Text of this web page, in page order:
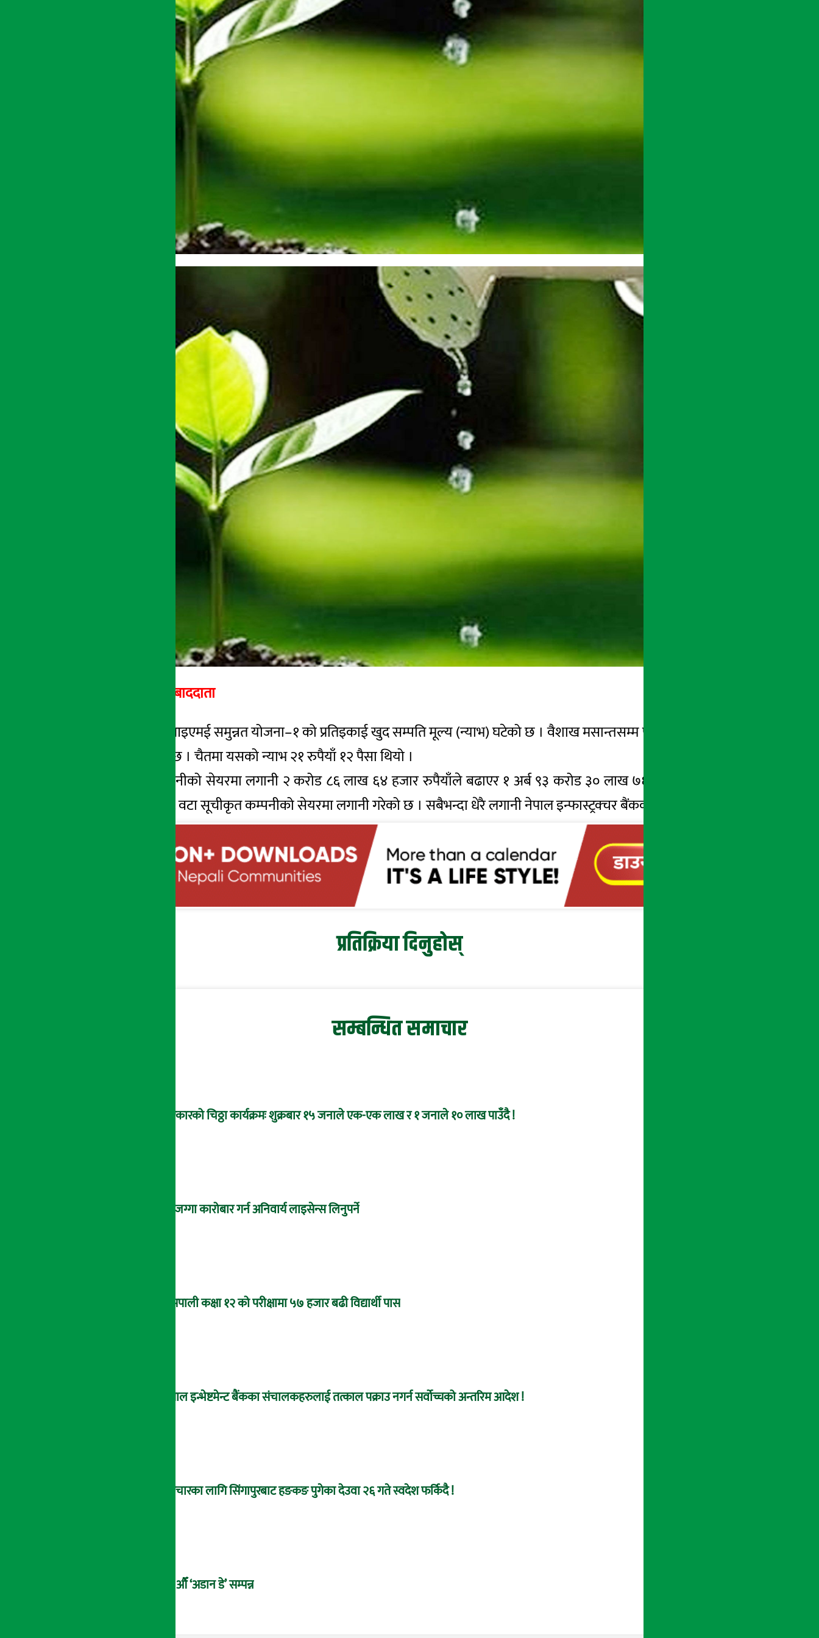
अर्थ सरोकार सम्बाददाता
काठमाडौं । ग्लोबल आइएमई समुन्नत योजना–१ को प्रतिइकाई खुद सम्पति मूल्य (न्याभ) घटेको छ । वैशाख मसान्तसम्म फन्डको न्याभ ०१ पैसाले घटेर
२१ रुपैयाँ ११ पैसामा छ । चैतमा यसको न्याभ २१ रुपैयाँ १२ पैसा थियो ।
फन्डले सूचीकृत कम्पनीको सेयरमा लगानी २ करोड ८६ लाख ६४ हजार रुपैयाँले बढाएर १ अर्ब ९३ करोड ३० लाख ७६ हजार रुपैयाँ पुर्याएको छ ।
फन्डले अहिलेसम्म ८८ वटा सूचीकृत कम्पनीको सेयरमा लगानी गरेको छ । सबैभन्दा धेरै लगानी नेपाल इन्फास्ट्रक्चर बैंकको सेयरमा रहेको छ ।
प्रतिक्रिया दिनुहोस्
सम्बन्धित समाचार
सरकारको चिठ्ठा कार्यक्रमः शुक्रबार १५ जनाले एक-एक लाख र १ जनाले १० लाख पाउँदै !
घरजग्गा कारोबार गर्न अनिवार्य लाइसेन्स लिनुपर्ने
यसपाली कक्षा १२ को परीक्षामा ५७ हजार बढी विद्यार्थी पास
नेपाल इन्भेष्टमेन्ट बैंकका संचालकहरुलाई तत्काल पक्राउ नगर्न सर्वोच्चको अन्तरिम आदेश !
उपचारका लागि सिंगापुरबाट हङकङ पुगेका देउवा २६ गते स्वदेश फर्किदै !
२१औँ ‘अडान डे’ सम्पन्न